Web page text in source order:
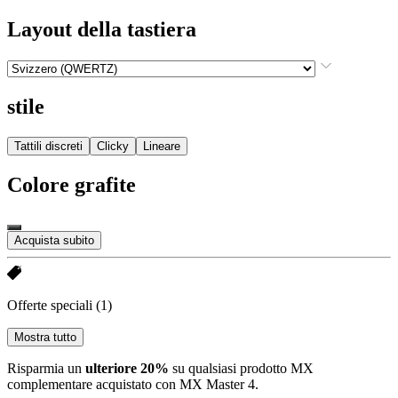
Layout della tastiera
stile
Tattili discreti Clicky Lineare
Colore grafite
Acquista subito
Offerte speciali (1)
Mostra tutto
Risparmia un ulteriore 20% su qualsiasi prodotto MX
complementare acquistato con MX Master 4.